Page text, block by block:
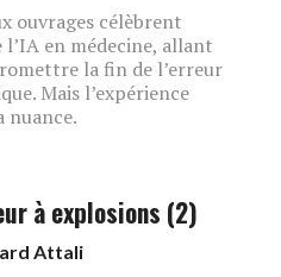
ouvrages célèbrent
l’IA en médecine, allant
la fin de l’erreur
Mais l’expérience
nuance.
à explosions (2)
Attali